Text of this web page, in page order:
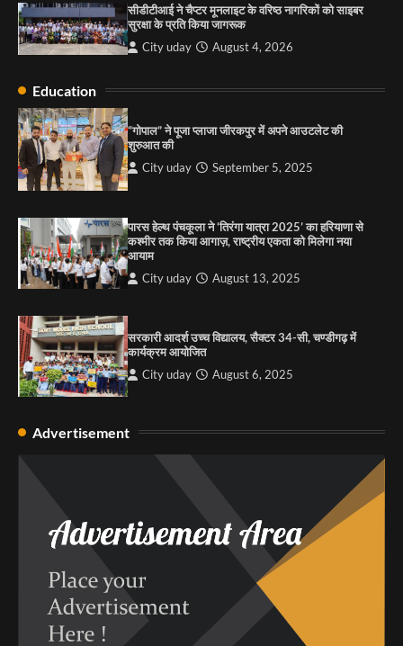
3
City uday August 6, 2025
की कसम: देवशाली
City uday
सीडीटीआई ने चैप्टर मूनलाइट के वरिष्ठ नागरिकों को साइबर
सुरक्षा के प्रति किया जागरूक
City uday August 4, 2026
Education
“गोपाल” ने पूजा प्लाजा जीरकपुर में अपने आउटलेट की
शुरुआत की
City uday September 5, 2025
पारस हेल्थ पंचकूला ने ‘तिरंगा यात्रा 2025’ का हरियाणा से
कश्मीर तक किया आगाज़, राष्ट्रीय एकता को मिलेगा नया
आयाम
City uday August 13, 2025
सरकारी आदर्श उच्च विद्यालय, सैक्टर 34-सी, चण्डीगढ़ में
कार्यक्रम आयोजित
City uday August 6, 2025
Advertisement